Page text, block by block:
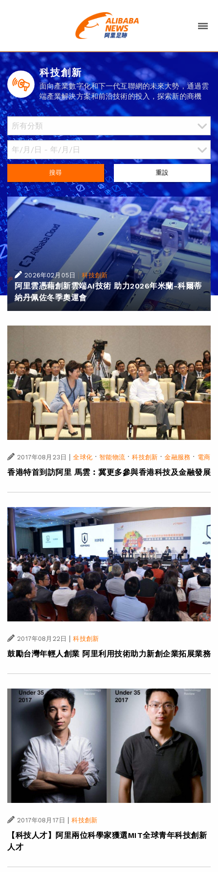
科技創新
面向產業數字化和下一代互聯網的未來大勢，通過雲
端產業解決方案和前沿技術的投入，探索新的商機
搜尋 重設
2026年02月05日 |科技創新
阿里雲憑藉創新雲端AI技術 助力2026年米蘭-科爾蒂
納丹佩佐冬季奧運會
2017年08月23日 | 全球化·智能物流·科技創新 ·金融服務 · 電商
香港特首到訪阿里 馬雲︰冀更多參與香港科技及金融發展
2017年08月22日 | 科技創新
鼓勵台灣年輕人創業 阿里利用技術助力新創企業拓展業務
2017年08月17日 | 科技創新
【科技人才】阿里兩位科學家獲選MIT全球青年科技創新
人才